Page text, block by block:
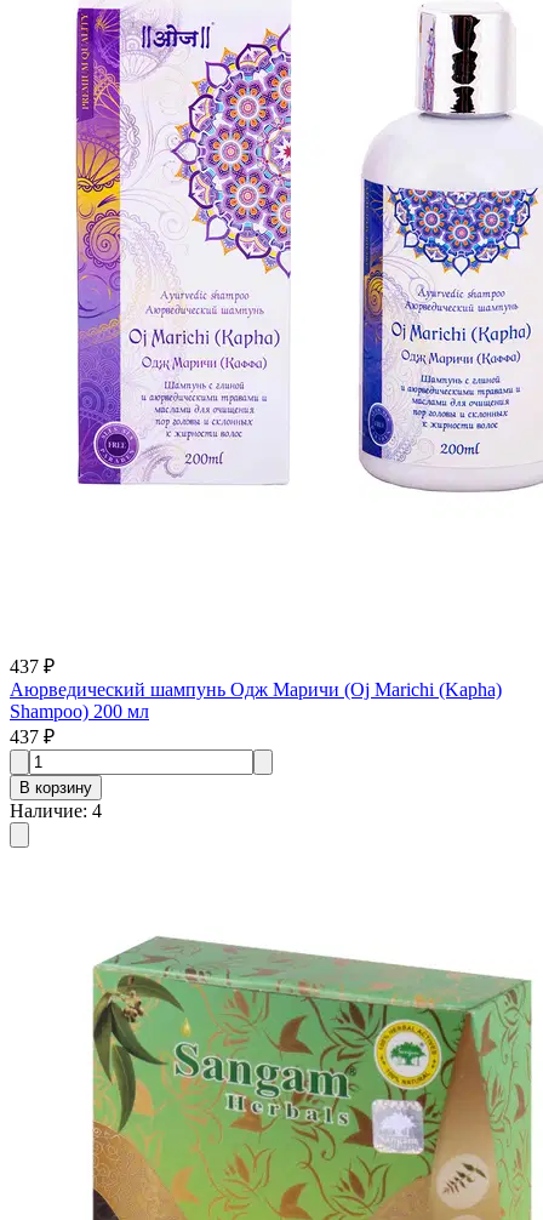
437 ₽
Аюрведический шампунь Одж Маричи (Oj Marichi (Kapha)
Shampoo) 200 мл
437 ₽
В корзину
Наличие: 4